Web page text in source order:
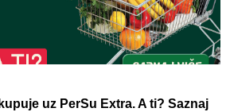
uz PerSu Extra. A ti? Saznaj